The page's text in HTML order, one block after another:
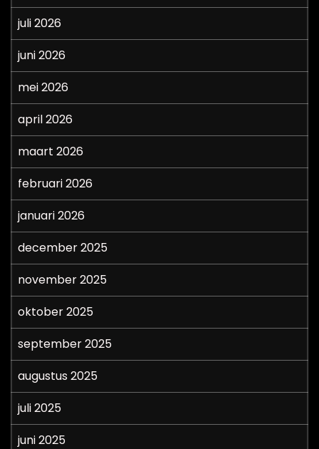
juli 2026
juni 2026
mei 2026
april 2026
maart 2026
februari 2026
januari 2026
december 2025
november 2025
oktober 2025
september 2025
augustus 2025
juli 2025
juni 2025